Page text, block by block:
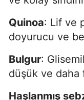
Quinoa: Lif ve
doyurucu ve
Bulgur:
düşük ve daha
Haşlanmış